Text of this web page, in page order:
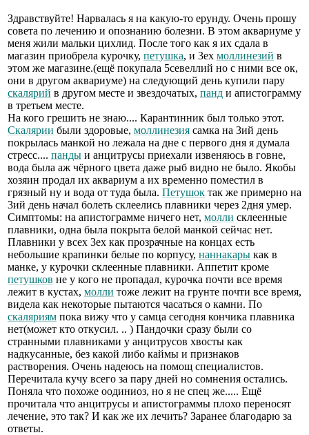
Здравствуйте! Нарвалась я на какую-то ерунду. Очень прошу
совета по лечению и опознанию болезни. В этом аквариуме у
меня жили мальки цихлид. После того как я их сдала в
магазин приобрела курочку, петушка, и 3ех моллинезий в
этом же магазине.(ещё покупала 5севеллий но с ними все ок,
они в другом аквариуме) на следующий день купили пару
скалярий в другом месте и звездочатых, панд и апистограмму
в третьем месте.
На кого грешить не знаю.... Карантинник был только этот.
Скалярии были здоровые, моллинезия самка на 3ий день
покрылась манкой но лежала на дне с первого дня я думала
стресс.... панды и анцитрусы приехали извеняюсь в говне,
вода была аж чёрного цвета даже рыб видно не было. Якобы
хозяин продал их аквариум а их временно поместил в
грязный ну и вода от туда была. Петушок так же примерно на
3ий день начал болеть склеелись плавники через 2дня умер.
Симптомы: на апистограмме ничего нет, молли склеенные
плавники, одна была покрыта белой манкой сейчас нет.
Плавники у всех 3ех как прозрачные на концах есть
небольшие крапинки белые по корпусу, наннакары как в
манке, у курочки склеенные плавники. Аппетит кроме
петушков не у кого не пропадал, курочка почти все время
лежит в кустах, молли тоже лежит на грунте почти все время,
видела как некоторые пытаются часаться о камни. По
скаляриям пока вижу что у самца сегодня кончика плавника
нет(может кто откусил. .. ) Пандочки сразу были со
странными плавниками у анцитрусов хвосты как
надкусанные, без какой либо каймы и признаков
растворения. Очень надеюсь на помощ специалистов.
Перечитала кучу всего за пару дней но сомнения остались.
Поняла что похоже оодиниоз, но я не спец же..... Ещё
прочитала что анцитрусы и апистограммы плохо переносят
лечение, это так? И как же их лечить? Заранее благодарю за
ответы.